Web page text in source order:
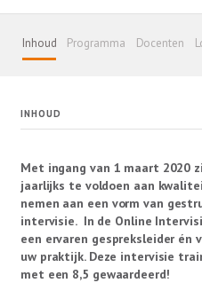
Inhoud Programma Docenten
INHOUD
Met ingang van 1 maart 2020
jaarlijks te voldoen aan
nemen aan een vorm van
intervisie. In de Online
een ervaren gespreksleider én
uw praktijk. Deze intervisie
met een 8,5 gewaardeerd!